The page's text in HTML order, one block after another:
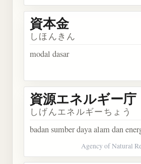
資本金
しほんきん
modal dasar
資源エネルギー庁
しげんエネルギーちょう
badan sumber daya alam dan
Agency of Natural